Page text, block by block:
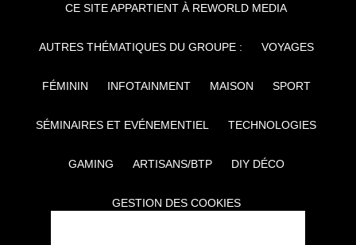
CE SITE APPARTIENT À REWORLD MEDIA
AUTRES THÉMATIQUES DU GROUPE : VOYAGES
FÉMININ INFOTAINMENT MAISON SPORT
SÉMINAIRES ET EVÉNEMENTIEL TECHNOLOGIES
GAMING ARTISANS/BTP DIY DÉCO
GESTION DES COOKIES